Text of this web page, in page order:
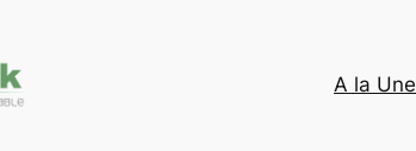
A la Une